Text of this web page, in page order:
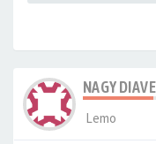
NAGY
Lemo